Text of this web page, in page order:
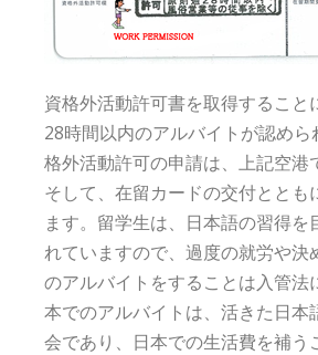
資格外活動許可書を取得すること
28時間以内のアルバイトが認めら
格外活動許可の申請は、上記空港
そして、在留カードの交付ととも
ます。留学生は、日本語の習得を
れていますので、過度の就労や決
のアルバイトをすることは入管法
本でのアルバイトは、活きた日本
会であり、日本での生活費を補う